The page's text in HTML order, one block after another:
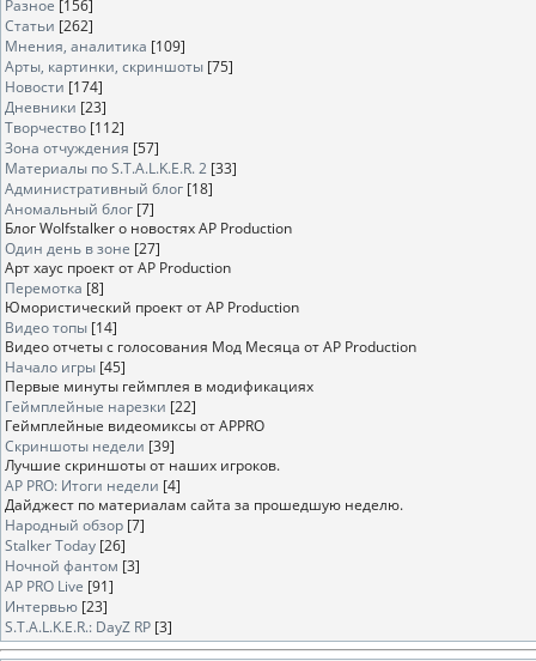
Разное [156]
Статьи [262]
Мнения, аналитика [109]
Арты, картинки, скриншоты [75]
Новости [174]
Дневники [23]
Творчество [112]
Зона отчуждения [57]
Материалы по S.T.A.L.K.E.R. 2 [33]
Административный блог [18]
Аномальный блог [7]
Блог Wolfstalker о новостях AP Production
Один день в зоне [27]
Арт хаус проект от AP Production
Перемотка [8]
Юмористический проект от AP Production
Видео топы [14]
Видео отчеты с голосования Мод Месяца от AP Production
Начало игры [45]
Первые минуты геймплея в модификациях
Геймплейные нарезки [22]
Геймплейные видеомиксы от APPRO
Скриншоты недели [39]
Лучшие скриншоты от наших игроков.
AP PRO: Итоги недели [4]
Дайджест по материалам сайта за прошедшую неделю.
Народный обзор [7]
Stalker Today [26]
Ночной фантом [3]
AP PRO Live [91]
Интервью [23]
S.T.A.L.K.E.R.: DayZ RP [3]